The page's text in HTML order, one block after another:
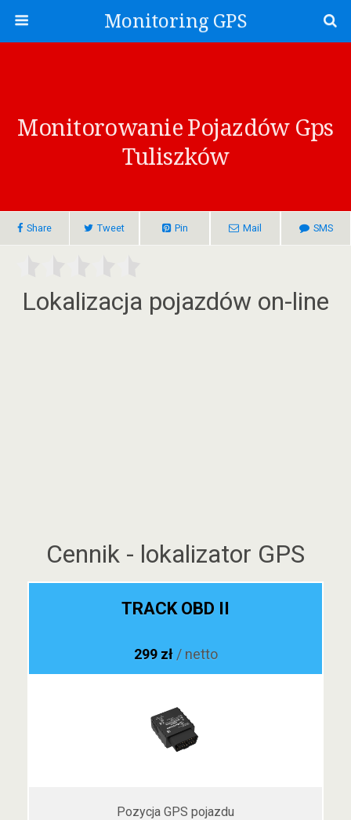
Monitoring GPS
Monitorowanie Pojazdów Gps
Tuliszków
Share Tweet Pin Mail SMS
Lokalizacja pojazdów on-line
Cennik - lokalizator GPS
TRACK OBD II
299 zł / netto
Pozycja GPS pojazdu